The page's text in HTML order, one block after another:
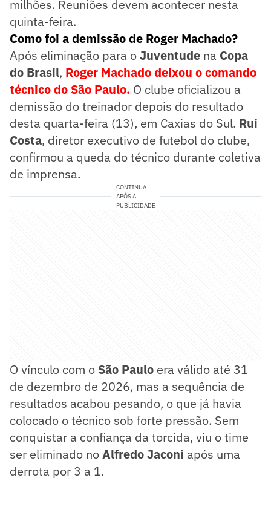
milhões. Reuniões devem acontecer nesta
quinta-feira.
Como foi a demissão de Roger Machado?
Após eliminação para oJuventude na Copa
do Brasil, Roger Machado deixou o comando
técnico do São Paulo. O clube oficializou a
demissão do treinador depois do resultado
desta quarta-feira (13), em Caxias do Sul. Rui
Costa, diretor executivo de futebol do clube,
confirmou a queda do técnico durante coletiva
de imprensa.
CONTINUA
APÓS A
PUBLICIDADE
O vínculo com o São Paulo era válido até 31
de dezembro de 2026, mas a sequência de
resultados acabou pesando, o que já havia
colocado o técnico sob forte pressão. Sem
conquistar a confiança da torcida, viu o time
ser eliminado noAlfredo Jaconi após uma
derrota por 3 a 1.